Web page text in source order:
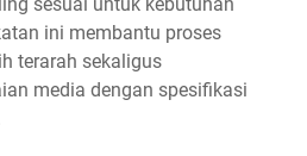
sesuai untuk kebutuhan
ini membantu proses
terarah sekaligus
media dengan spesifikasi